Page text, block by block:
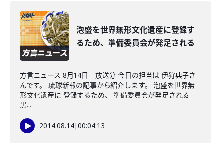
泡盛を世界無形文化遺産に登録す
るため、準備委員会が発足される
方言ニュース 8月14日 放送分 今日の担当は 伊狩典子さ
んです。 琉球新報の記事から紹介します。 泡盛を世界無
形文化遺産に 登録するため、 準備委員会が発足される
黒...
2014.08.14|00:04:13